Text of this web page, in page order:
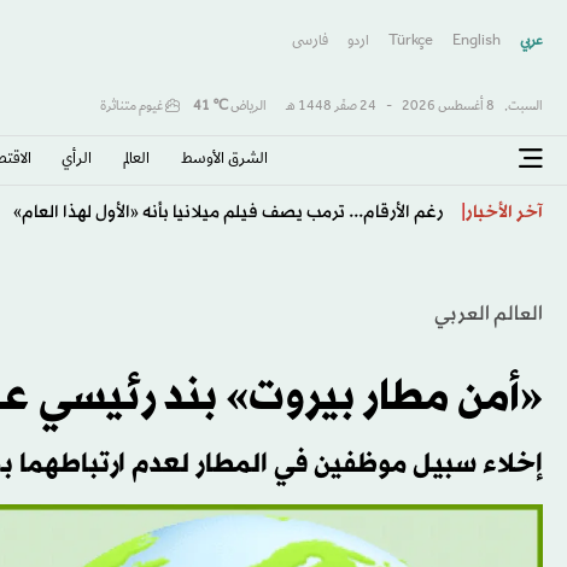
عربي English
Türkçe اردو فارسى
السبت, 8 أغسطس 2026 - 24 صفَر 1448 هـ الرياض℃
41 غيوم متناثرة
الشرق الأوسط​ العالم الرأي
آخر الأخبار
العالم العربي
«أمن مطار بيروت» بند رئيسي
إخلاء سبيل موظفين في المطار لعدم ارتباطهما